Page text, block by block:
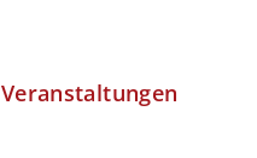
Veranstaltungen